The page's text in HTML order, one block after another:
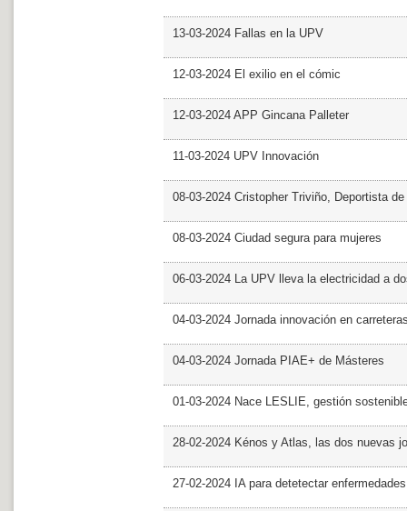
13-03-2024 Fallas en la UPV
12-03-2024 El exilio en el cómic
12-03-2024 APP Gincana Palleter
11-03-2024 UPV Innovación
08-03-2024 Cristopher Triviño, Deportista
08-03-2024 Ciudad segura para mujeres
06-03-2024 La UPV lleva la electricidad a
04-03-2024 Jornada innovación en
04-03-2024 Jornada PIAE+ de Másteres
01-03-2024 Nace LESLIE, gestión
28-02-2024 Kénos y Atlas, las dos nuevas
27-02-2024 IA para detetectar